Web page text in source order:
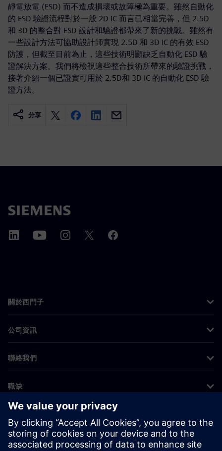
靜電放電 (ESD) 而不造成損壞或故障極為重要。雖然自動化
的 ESD 驗證流程對於一般 2D IC 而言已相當完善，但 2.5D
和 3D 的整合對 ESD 設計和驗證都帶來了新的挑戰。雖然有
一些設計方法可協助設計師實現 2.5D 和 3D IC 的有效 ESD
防護，但截至目前為止，這些技術明顯缺乏自動化 ESD 驗
證解決方案。我們將檢視這些整合技術所帶來的驗證挑戰，
接著介紹一個已證實可用於 2.5D和 3D IC 的自動化 ESD 驗
證方法。
分享
關於西門子
公司資訊
聯絡我們
職缺
©Siemens 2026